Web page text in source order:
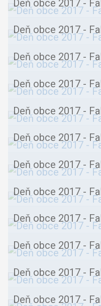
Deň obce 2017 -
Deň obce 2017 -
Deň obce 2017 -
Deň obce 2017 -
Deň obce 2017 -
Deň obce 2017 -
Deň obce 2017 -
Deň obce 2017 -
Deň obce 2017 -
Deň obce 2017 -
Deň obce 2017 -
Deň obce 2017 -